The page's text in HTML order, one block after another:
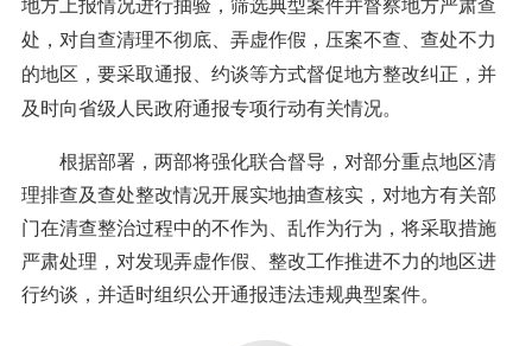
地方上报情况进行抽验，筛选典型案件并督察地方严肃查
处，对自查清理不彻底、弄虚作假，压案不查、查处不力
的地区，要采取通报、约谈等方式督促地方整改纠正，并
及时向省级人民政府通报专项行动有关情况。
根据部署，两部将强化联合督导，对部分重点地区清
理排查及查处整改情况开展实地抽查核实，对地方有关部
门在清查整治过程中的不作为、乱作为行为，将采取措施
严肃处理，对发现弄虚作假、整改工作推进不力的地区进
行约谈，并适时组织公开通报违法违规典型案件。